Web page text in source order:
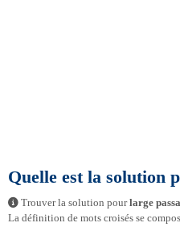
Quelle est la solution
Trouver la solution pourlarge
La définition de mots croisés se